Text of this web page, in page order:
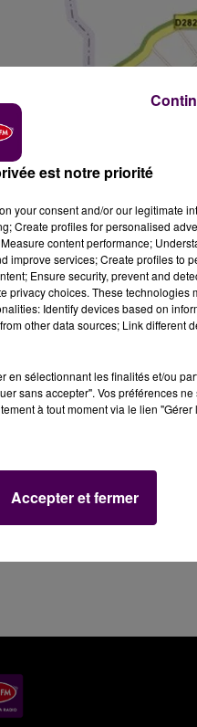
état d'un blessé.
venait d'impliquer une
touchée, la victime a
est notre priorité
your consent and/or our legitimate
Create profiles for personalised
content performance;
improve services; Create profiles to
Ensure security, prevent and
privacy choices. These technologies
Identify devices based on
other data sources; Link different
en sélectionnant les finalités et/ou
sans accepter". Vos préférences
à tout moment via le lien
Accepter et fermer